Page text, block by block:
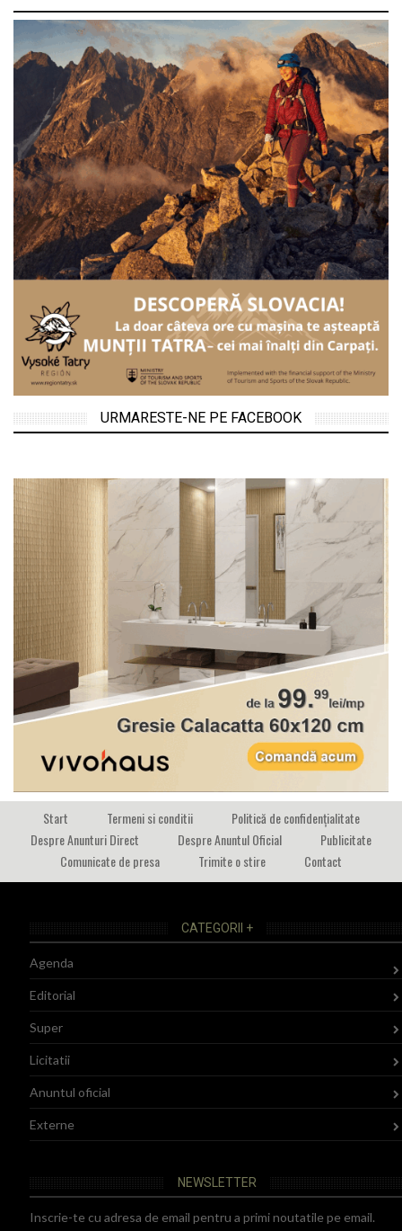
URMARESTE-NE PE FACEBOOK
Start Termeni si conditii
Politică de confidențialitate
Despre Anunturi Direct
Despre Anuntul Oficial
Publicitate
Comunicate de presa
Trimite o stire Contact
CATEGORII +
Agenda
Editorial
Super
Licitatii
Anuntul oficial
Externe
NEWSLETTER
Inscrie-te cu adresa de email pentru a primi noutatile pe email.